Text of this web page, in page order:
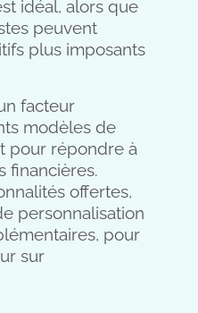
idéal, alors que
peuvent
plus imposants
facteur
modèles de
pour répondre à
financières.
offertes,
personnalisation
pour
sur